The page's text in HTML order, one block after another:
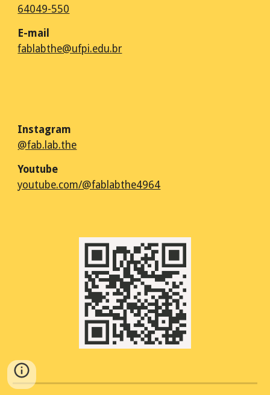
64049-550
E-mail
fablabthe@ufpi.edu.br
Instagram
@fab.lab.the
Youtube
youtube.com/@fablabthe4964